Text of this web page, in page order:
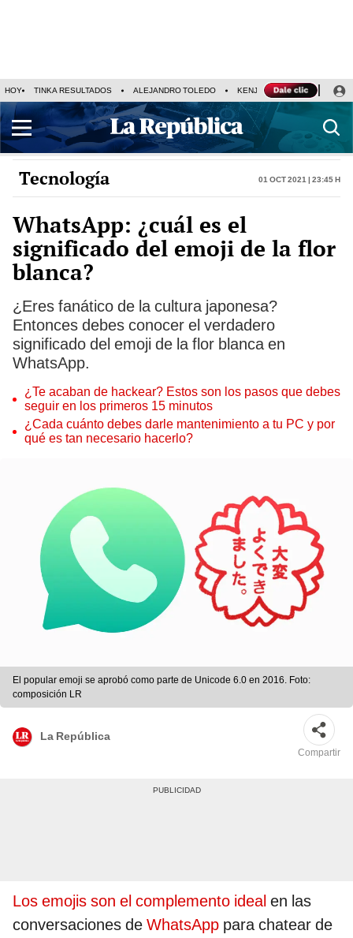
HOY TINKA RESULTADOS ALEJANDRO TOLEDO KENJI FUJIMORI
Tecnología 01 Oct 2021 | 23:45 h
WhatsApp: ¿cuál es el
significado del emoji de la flor
blanca?
¿Eres fanático de la cultura japonesa?
Entonces debes conocer el verdadero
significado del emoji de la flor blanca en
WhatsApp.
¿Te acaban de hackear? Estos son los pasos que debes
seguir en los primeros 15 minutos
¿Cada cuánto debes darle mantenimiento a tu PC y por
qué es tan necesario hacerlo?
El popular emoji se aprobó como parte de Unicode 6.0 en 2016. Foto:
composición LR
La República
Compartir
Los emojis son el complemento ideal en las
conversaciones de WhatsApp para chatear de